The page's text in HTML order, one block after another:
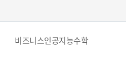
비즈니스인공지능수학